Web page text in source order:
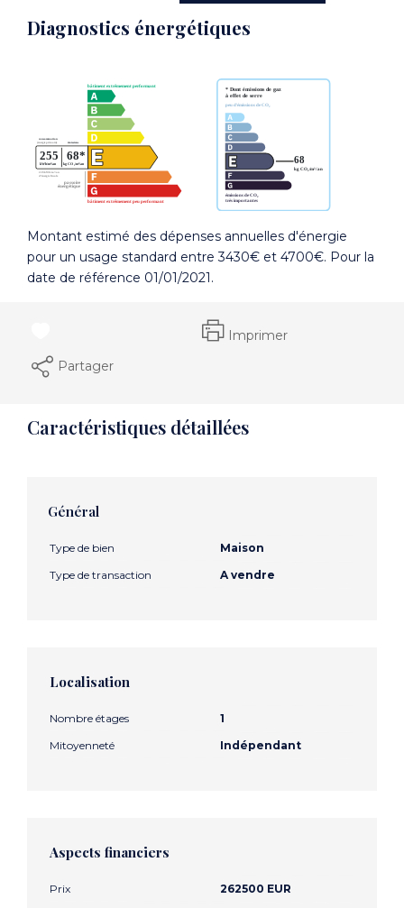
Diagnostics énergétiques
Montant estimé des dépenses annuelles d'énergie
pour un usage standard entre 3430€ et 4700€. Pour la
date de référence 01/01/2021.
Imprimer
Partager
Caractéristiques détaillées
Général
Type de bien
Maison
Type de transaction
A vendre
Localisation
Nombre étages
1
Mitoyenneté
Indépendant
Aspects financiers
Prix 262500 EUR